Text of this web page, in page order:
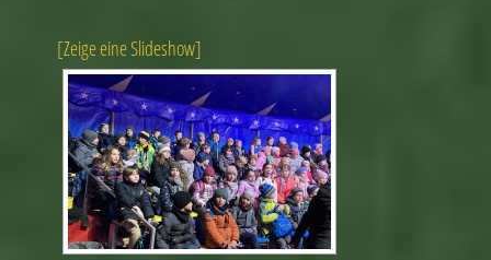
[Zeige eine Slideshow]